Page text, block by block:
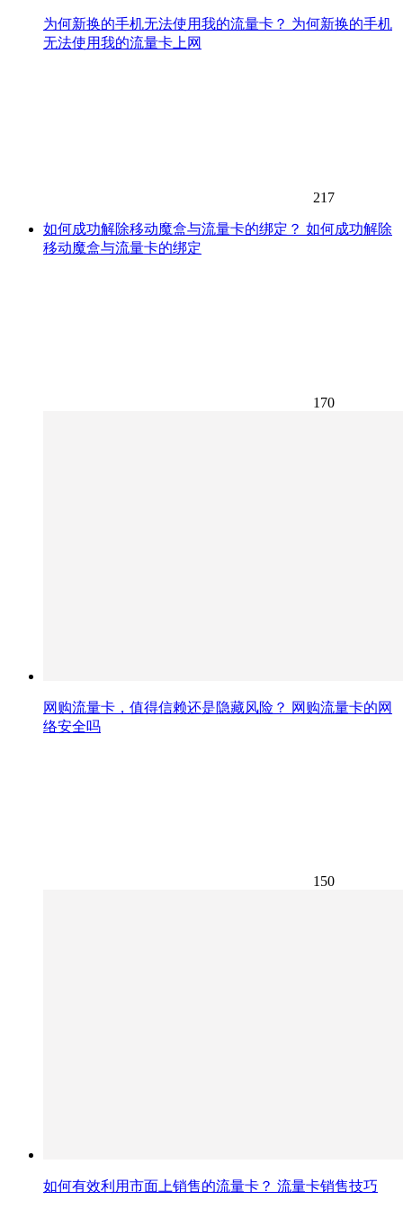
为何新换的手机无法使用我的流量卡？ 为何新换的手机
无法使用我的流量卡上网
217
如何成功解除移动魔盒与流量卡的绑定？ 如何成功解除
移动魔盒与流量卡的绑定
170
网购流量卡，值得信赖还是隐藏风险？ 网购流量卡的网
络安全吗
150
如何有效利用市面上销售的流量卡？ 流量卡销售技巧